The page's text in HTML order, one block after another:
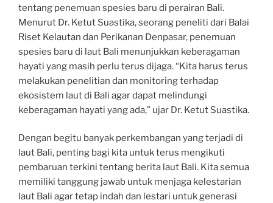
tentang penemuan spesies baru di perairan Bali.
Menurut Dr. Ketut Suastika, seorang peneliti dari Balai
Riset Kelautan dan Perikanan Denpasar, penemuan
spesies baru di laut Bali menunjukkan keberagaman
hayati yang masih perlu terus dijaga. “Kita harus terus
melakukan penelitian dan monitoring terhadap
ekosistem laut di Bali agar dapat melindungi
keberagaman hayati yang ada,” ujar Dr. Ketut Suastika.
Dengan begitu banyak perkembangan yang terjadi di
laut Bali, penting bagi kita untuk terus mengikuti
pembaruan terkini tentang berita laut Bali. Kita semua
memiliki tanggung jawab untuk menjaga kelestarian
laut Bali agar tetap indah dan lestari untuk generasi